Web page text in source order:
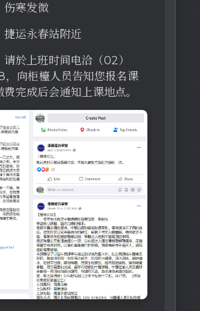
伤寒发微
捷运永春站附近
於上班时间电洽（02）
向柜檯人员告知您报名课
完成后会通知上课地点。